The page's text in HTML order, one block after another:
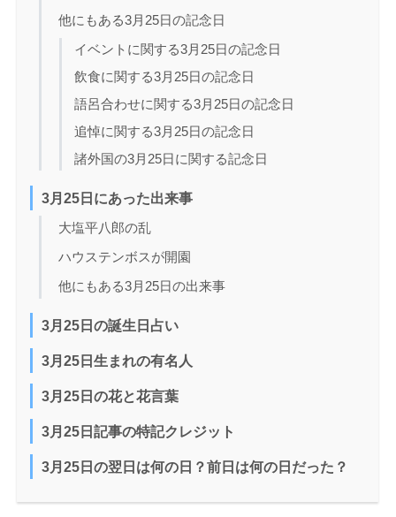
他にもある3月25日の記念日
イベントに関する3月25日の記念日
飲食に関する3月25日の記念日
語呂合わせに関する3月25日の記念日
追悼に関する3月25日の記念日
諸外国の3月25日に関する記念日
3月25日にあった出来事
大塩平八郎の乱
ハウステンボスが開園
他にもある3月25日の出来事
3月25日の誕生日占い
3月25日生まれの有名人
3月25日の花と花言葉
3月25日記事の特記クレジット
3月25日の翌日は何の日？前日は何の日だった？